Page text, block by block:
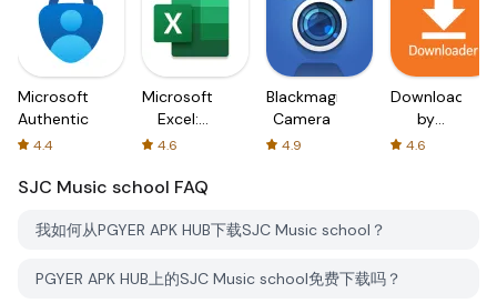
Microsoft
Authenticator
4.4
Microsoft
Excel:
Spreadsheets
4.6
Blackmagic
Camera
4.9
Downloader
by
AFTVnews
4.6
SJC Music school FAQ
我如何从PGYER APK HUB下载SJC Music school？
PGYER APK HUB上的SJC Music school免费下载吗？